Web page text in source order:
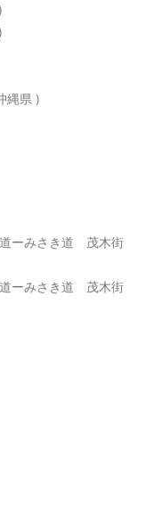
縄県 )
ーみさき道 茂木街
ーみさき道 茂木街